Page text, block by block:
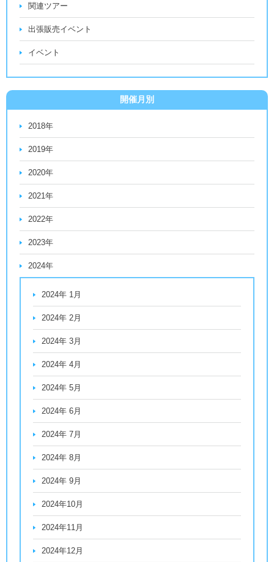
関連ツアー
出張販売イベント
イベント
開催月別
2018年
2019年
2020年
2021年
2022年
2023年
2024年
2024年 1月
2024年 2月
2024年 3月
2024年 4月
2024年 5月
2024年 6月
2024年 7月
2024年 8月
2024年 9月
2024年10月
2024年11月
2024年12月